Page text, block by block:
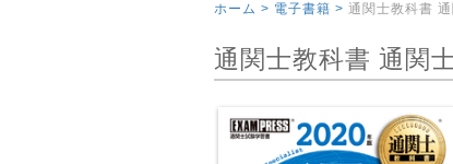
ホーム > 電子書籍 > 通関士教科書
通関士教科書 通関